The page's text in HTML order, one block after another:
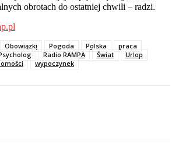
obrotach do ostatniej chwili – radzi.
Obowiązki Pogoda Polska
praca
Radio RAMPA Świat
Urlop
wypoczynek